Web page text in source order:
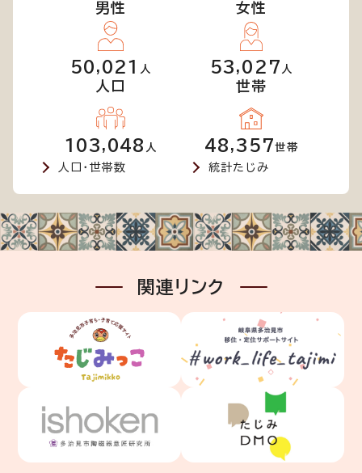
男性
50,021 人
女性
53,027 人
人口
103,048 人
世帯
48,357世帯
人口・世帯数
統計たじみ
関連リンク